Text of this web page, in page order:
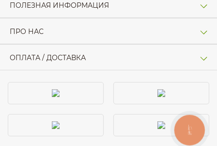
ПОЛЕЗНАЯ ИНФОРМАЦИЯ
ПРО НАС
ОПЛАТА / ДОСТАВКА
КНОПКА
ЗВ'ЯЗКУ